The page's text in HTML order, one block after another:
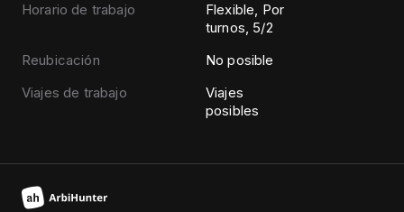
Horario de trabajo
Flexible, Por
turnos, 5/2
Reubicación
No posible
Viajes de trabajo
Viajes
posibles